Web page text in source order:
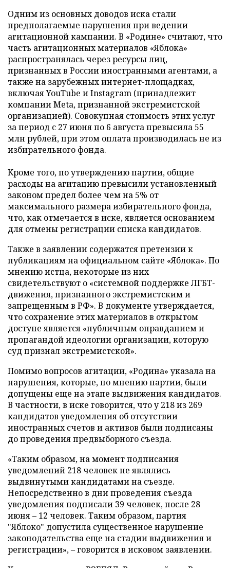
Одним из основных доводов иска стали
предполагаемые нарушения при ведении
агитационной кампании. В «Родине» считают, что
часть агитационных материалов «Яблока»
распространялась через ресурсы лиц,
признанных в России иностранными агентами, а
также на зарубежных интернет-площадках,
включая YouTube и Instagram (принадлежит
компании Meta, признанной экстремистской
организацией). Совокупная стоимость этих услуг
за период с 27 июня по 6 августа превысила 55
млн рублей, при этом оплата производилась не из
избирательного фонда.
Кроме того, по утверждению партии, общие
расходы на агитацию превысили установленный
законом предел более чем на 5% от
максимального размера избирательного фонда,
что, как отмечается в иске, является основанием
для отмены регистрации списка кандидатов.
Также в заявлении содержатся претензии к
публикациям на официальном сайте «Яблока». По
мнению истца, некоторые из них
свидетельствуют о «системной поддержке ЛГБТ-
движения, признанного экстремистским и
запрещенным в РФ». В документе утверждается,
что сохранение этих материалов в открытом
доступе является «публичным оправданием и
пропагандой идеологии организации, которую
суд признал экстремистской».
Помимо вопросов агитации, «Родина» указала на
нарушения, которые, по мнению партии, были
допущены еще на этапе выдвижения кандидатов.
В частности, в иске говорится, что у 218 из 269
кандидатов уведомления об отсутствии
иностранных счетов и активов были подписаны
до проведения предвыборного съезда.
«Таким образом, на момент подписания
уведомлений 218 человек не являлись
выдвинутыми кандидатами на съезде.
Непосредственно в дни проведения съезда
уведомления подписали 39 человек, после 28
июня – 12 человек. Таким образом, партия
"Яблоко" допустила существенное нарушение
законодательства еще на стадии выдвижения и
регистрации», – говорится в исковом заявлении.